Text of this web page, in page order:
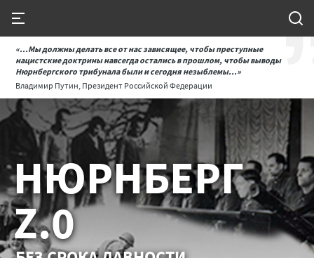
«...Мы должны делать все от нас зависящее, чтобы преступные
нацистские доктрины навсегда остались в прошлом, чтобы выводы
Нюрнбергского трибунала были и сегодня незыблемы...»
Владимир Путин, Президент Российской Федерации
НЮРНБЕРГ
Z.0